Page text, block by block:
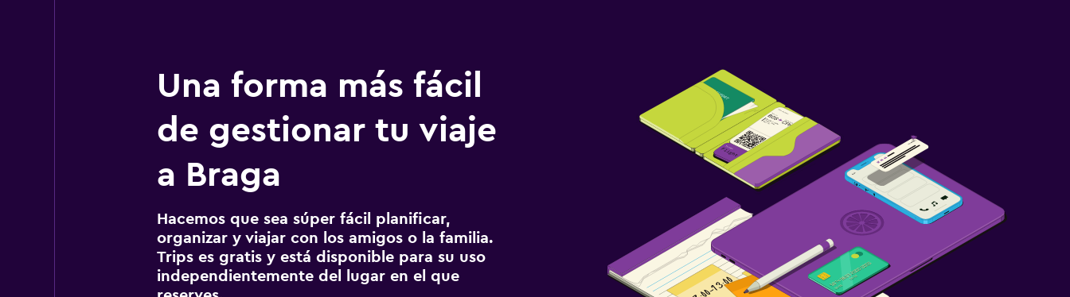
Una forma más fácil
de gestionar tu viaje
a Braga
Hacemos que sea súper fácil planificar,
organizar y viajar con los amigos o la familia.
Trips es gratis y está disponible para su uso
independientemente del lugar en el que